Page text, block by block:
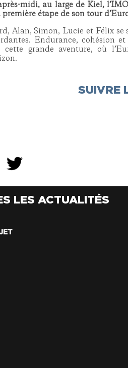
midi, au large de Kiel,
première étape de son tour
Alan, Simon, Lucie et Félix se
Endurance, cohésion
cette grande aventure, où
SUIVRE
LES ACTUALITÉS